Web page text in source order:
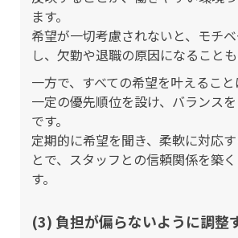
ます。
希望が一切考慮されないと、モチ
し、欠勤や退職の原因になることも
一方で、すべての希望を叶えること
一定の優先順位を設け、バランス
です。
定期的に希望を聞き、柔軟に対応
とで、スタッフとの信頼関係を築
す。
(3) 負担が偏らないように調整